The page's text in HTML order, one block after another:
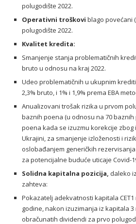
polugodište 2022.
Operativni troškovi blago povećani
polugodište 2022.
Kvalitet kredita:
Smanjenje stanja problematičnih
bruto u odnosu na kraj 2022.
Udeo problematičnih u ukupnim
2,3% bruto, i 1% i 1,9% prema EBA
Anualizovani trošak rizika u prvom
baznih poena (u odnosu na 70 baznih
poena kada se izuzmu korekcije zbog
Ukrajini, za smanjenje izloženosti i
oslobađanjem generičkih
za potencijalne buduće uticaje Covid-
Solidna kapitalna pozicija, daleko
zahteva:
Pokazatelj adekvatnosti kapitala CET1
godine, nakon izuzimanja iz kapitala
obračunatih dividendi za prvo